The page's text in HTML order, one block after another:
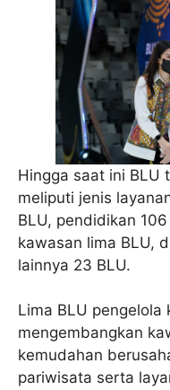
Hingga saat ini BLU
meliputi jenis
BLU, pendidikan
kawasan lima BLU,
lainnya 23 BLU.
Lima BLU pengelola
mengembangkan
kemudahan
pariwisata serta